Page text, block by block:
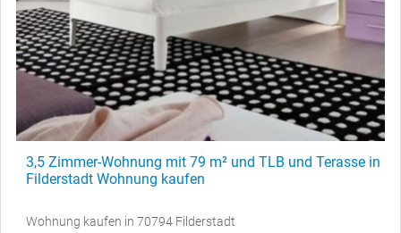
3,5 Zimmer-Wohnung mit 79 m² und TLB und Terasse in
Filderstadt Wohnung kaufen
Wohnung kaufen in 70794 Filderstadt